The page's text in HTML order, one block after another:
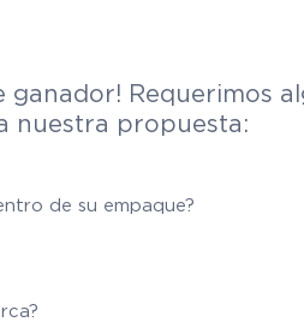
ganador! Requerimos
nuestra propuesta:
de su empaque?